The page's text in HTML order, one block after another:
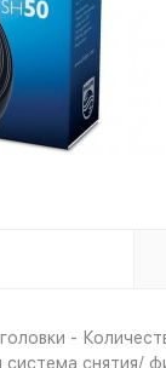
-
снятия/